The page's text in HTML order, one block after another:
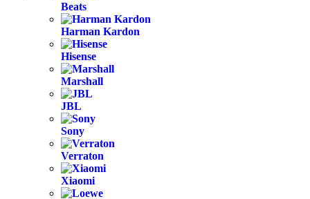
Beats
Harman Kardon
Hisense
Marshall
JBL
Sony
Verraton
Xiaomi